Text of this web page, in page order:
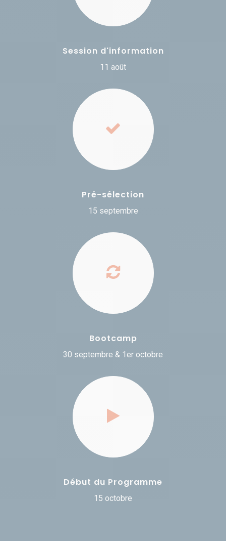
Session d'information
11 août
Pré-sélection
15 septembre
Bootcamp
30 septembre & 1er octobre
Début du Programme
15 octobre